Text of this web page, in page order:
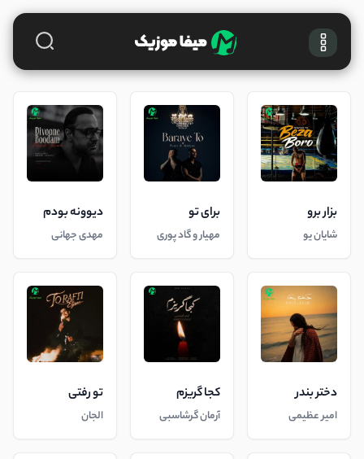
بزار برو
شایان یو
برای تو
مهیار و گاد پوری
دیوونه بودم
مهدی جهانی
دختر بندر
امیر عظیمی
کجا گریزم
آرمان گرشاسبی
تو رفتی
الجان